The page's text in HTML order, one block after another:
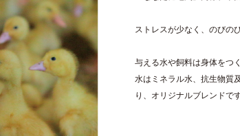
ストレスが少なく、のびの
与える水や飼料は身体をつ
水はミネラル水、抗生物質
り、オリジナルブレンドです